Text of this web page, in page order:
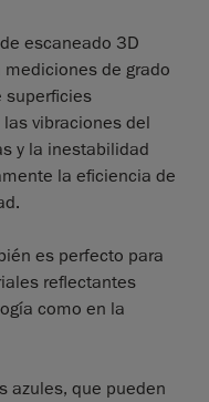
escaneado 3D
de grado
superficies
vibraciones del
y la inestabilidad
la eficiencia de
es perfecto para
reflectantes
como en la
azules, que pueden